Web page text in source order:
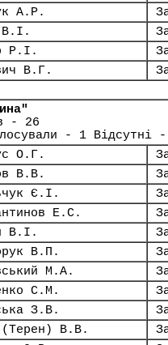
А.Р.
В.І.
Р.І.
В.Г.
- 26
- 1 Відсутні
О.Г.
В.В.
Є.І.
Е.С.
В.І.
В.П.
М.А.
С.М.
З.В.
(Терен) В.В.